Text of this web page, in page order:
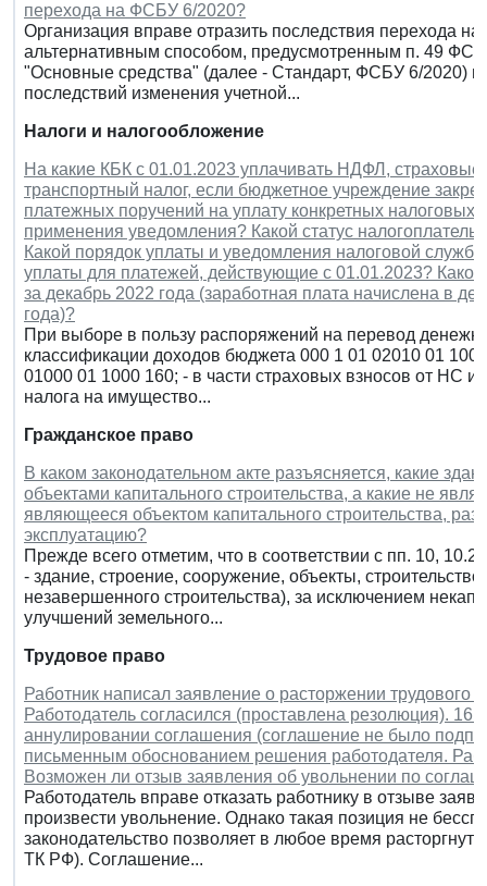
перехода на ФСБУ 6/2020?
Организация вправе отразить последствия перехода
альтернативным способом, предусмотренным п. 49
"Основные средства" (далее - Стандарт, ФСБУ 6/2020)
последствий изменения учетной...
Налоги и налогообложение
На какие КБК с 01.01.2023 уплачивать НДФЛ,
транспортный налог, если бюджетное учреждение
платежных поручений на уплату конкретных
применения уведомления? Какой статус
Какой порядок уплаты и уведомления налоговой
уплаты для платежей, действующие с 01.01.2023?
за декабрь 2022 года (заработная плата начислена в
года)?
При выборе в пользу распоряжений на перевод
классификации доходов бюджета 000 1 01 02010 01
01000 01 1000 160; - в части страховых взносов от НС
налога на имущество...
Гражданское право
В каком законодательном акте разъясняется, какие
объектами капитального строительства, а какие не
являющееся объектом капитального строительства,
эксплуатацию?
Прежде всего отметим, что в соответствии с пп. 10, 10.2
- здание, строение, сооружение, объекты,
незавершенного строительства), за исключением
улучшений земельного...
Трудовое право
Работник написал заявление о расторжении
Работодатель согласился (проставлена резолюция).
аннулировании соглашения (соглашение не было
письменным обоснованием решения работодателя.
Возможен ли отзыв заявления об увольнении по
Работодатель вправе отказать работнику в отзыве
произвести увольнение. Однако такая позиция не
законодательство позволяет в любое время
ТК РФ). Соглашение...